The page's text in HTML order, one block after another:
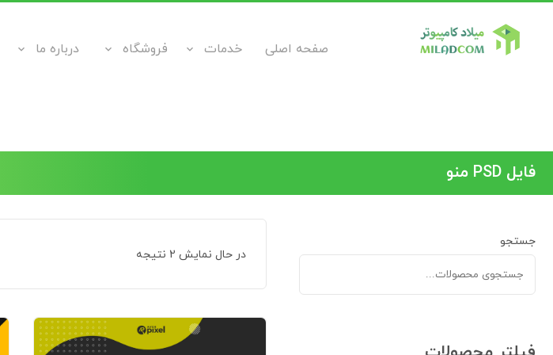
صفحه اصلی خدمات فروشگاه درباره ما
فایل PSD منو
در حال نمایش 2 نتیجه
جستجو